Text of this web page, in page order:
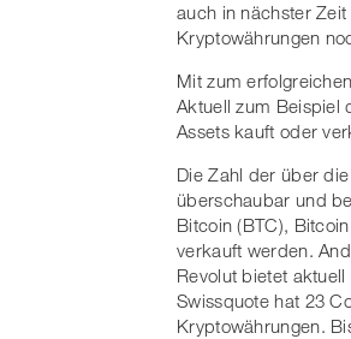
auch in nächster
Kryptowährungen
Mit zum
Aktuell zum Beispiel
Assets kauft oder
Die Zahl der über
überschaubar und
Bitcoin (BTC),
verkauft werden.
Revolut bietet
Swissquote hat 23
Kryptowährungen.